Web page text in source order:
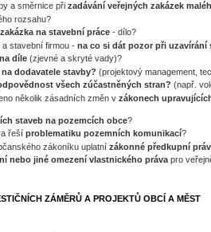
a směrnice přizadávání veřejných zakázek
rozsahu?
na stavební práce - dílo?
a stavební firmou -na co si dát pozor při uzavírání
díle(zjevné a skryté vady)?
dodavatele stavby? (projektový management,
všech zúčastněných stran? (např.
několik zásadních změn vzákonech
staveb na pozemcích obce?
řešíproblematiku pozemních komunikací?
zákoníku uplatnízákonné předkupní
nebo jiné omezení vlastnického práva pro
ZÁMĚRŮ A PROJEKTŮ OBCÍ A MĚST